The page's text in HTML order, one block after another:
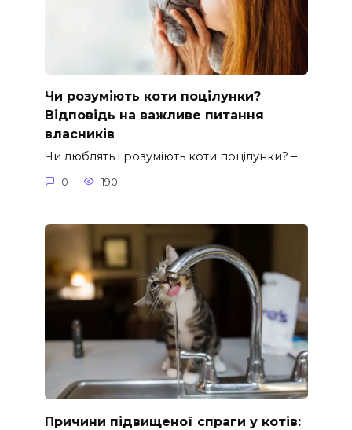
Чи розуміють коти поцілунки?
Відповідь на важливе питання
власників
Чи люблять і розуміють коти поцілунки? –
0 190
Причини підвищеної спраги у котів: